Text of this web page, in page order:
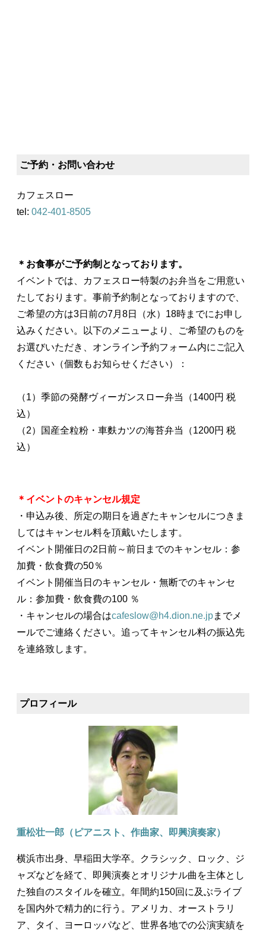
ご予約・お問い合わせ
カフェスロー
tel: 042-401-8505
＊お食事がご予約制となっております。
イベントでは、カフェスロー特製のお弁当をご用意い
たしております。事前予約制となっておりますので、
ご希望の方は3日前の7月8日（水）18時までにお申し
込みください。以下のメニューより、ご希望のものを
お選びいただき、オンライン予約フォーム内にご記入
ください（個数もお知らせください）：
（1）季節の発酵ヴィーガンスロー弁当（1400円 税
込）
（2）国産全粒粉・車麩カツの海苔弁当（1200円 税
込）
＊イベントのキャンセル規定
・申込み後、所定の期日を過ぎたキャンセルにつきま
してはキャンセル料を頂戴いたします。
イベント開催日の2日前～前日までのキャンセル：参
加費・飲食費の50％
イベント開催当日のキャンセル・無断でのキャンセ
ル：参加費・飲食費の100 ％
・キャンセルの場合はcafeslow@h4.dion.ne.jpまでメ
ールでご連絡ください。追ってキャンセル料の振込先
を連絡致します。
プロフィール
重松壮一郎（ピアニスト、作曲家、即興演奏家）
横浜市出身、早稲田大学卒。クラシック、ロック、ジ
ャズなどを経て、即興演奏とオリジナル曲を主体とし
た独自のスタイルを確立。年間約150回に及ぶライブ
を国内外で精力的に行う。アメリカ、オーストラリ
ア、タイ、ヨーロッパなど、世界各地での公演実績を